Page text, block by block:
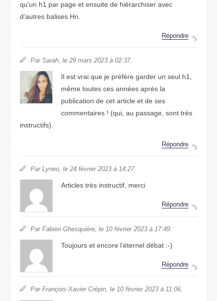
qu’un h1 par page et ensuite de hiérarchiser avec
d’autres balises Hn.
Répondre
Par Sarah, le 29 mars 2023 à 02:37.
Il est vrai que je préfère garder un seul h1,
même toutes ces années après la
publication de cet article et de ses
commentaires ! (qui, au passage, sont très
instructifs).
Répondre
Par Lyneo, le 24 février 2023 à 14:27.
Articles très instructif, merci
Répondre
Par Fabien Ghesquière, le 10 février 2023 à 17:49.
Toujours et encore l’éternel débat :-)
Répondre
Par François-Xavier Crépin, le 10 février 2023 à 11:06.